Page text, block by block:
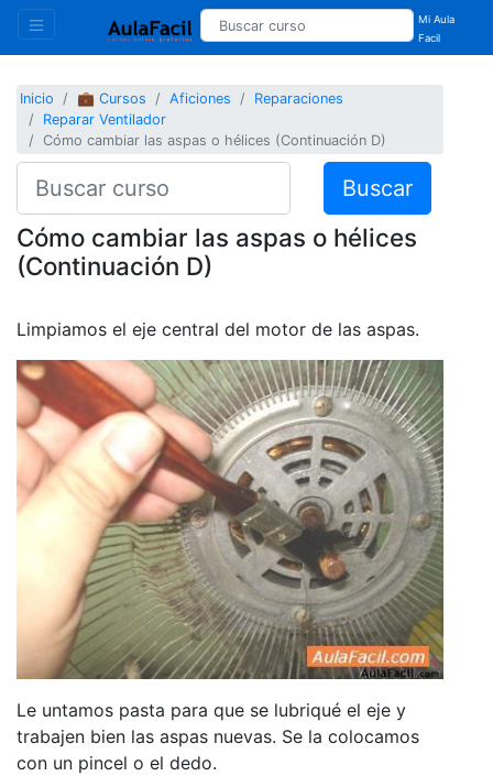
Mi Aula
Facil
Inicio 💼 Cursos Aficiones
Reparaciones
Reparar Ventilador
Cómo cambiar las aspas o hélices (Continuación D)
Buscar
Cómo cambiar las aspas o hélices
(Continuación D)
Limpiamos el eje central del motor de las aspas.
Le untamos pasta para que se lubriqué el eje y
trabajen bien las aspas nuevas. Se la colocamos
con un pincel o el dedo.